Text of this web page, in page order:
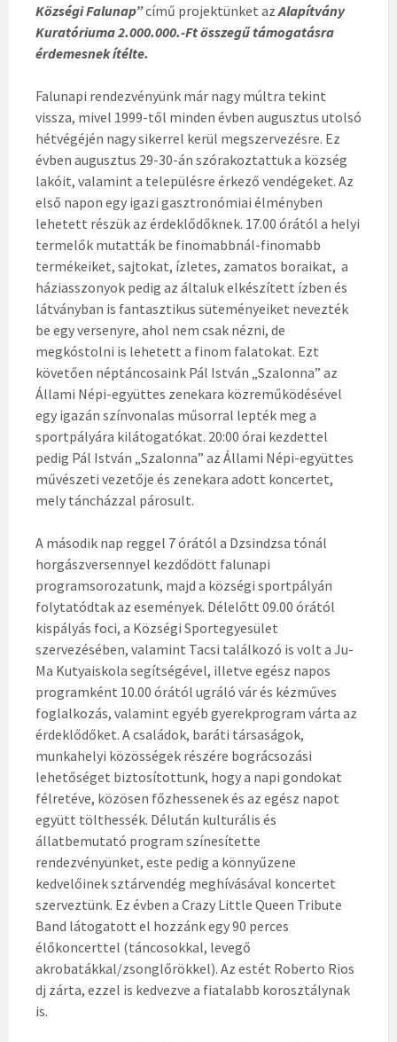
Községi Falunap”című projektünket azAlapítvány
Kuratóriuma 2.000.000.-Ft összegű támogatásra
érdemesnek ítélte.
Falunapi rendezvényünk már nagy múltra tekint
vissza, mivel 1999-től minden évben augusztus utolsó
hétvégéjén nagy sikerrel kerül megszervezésre. Ez
évben augusztus 29-30-án szórakoztattuk a község
lakóit, valamint a településre érkező vendégeket. Az
első napon egy igazi gasztronómiai élményben
lehetett részük az érdeklődőknek. 17.00 órától a helyi
termelők mutatták be finomabbnál-finomabb
termékeiket, sajtokat, ízletes, zamatos boraikat, a
háziasszonyok pedig az általuk elkészített ízben és
látványban is fantasztikus süteményeiket nevezték
be egy versenyre, ahol nem csak nézni, de
megkóstolni is lehetett a finom falatokat. Ezt
követően néptáncosaink Pál István „Szalonna” az
Állami Népi-együttes zenekara közreműködésével
egy igazán színvonalas műsorral lepték meg a
sportpályára kilátogatókat. 20:00 órai kezdettel
pedig Pál István „Szalonna” az Állami Népi-együttes
művészeti vezetője és zenekara adott koncertet,
mely táncházzal párosult.
A második nap reggel 7 órától a Dzsindzsa tónál
horgászversennyel kezdődött falunapi
programsorozatunk, majd a községi sportpályán
folytatódtak az események. Délelőtt 09.00 órától
kispályás foci, a Községi Sportegyesület
szervezésében, valamint Tacsi találkozó is volt a Ju-
Ma Kutyaiskola segítségével, illetve egész napos
programként 10.00 órától ugráló vár és kézműves
foglalkozás, valamint egyéb gyerekprogram várta az
érdeklődőket. A családok, baráti társaságok,
munkahelyi közösségek részére bográcsozási
lehetőséget biztosítottunk, hogy a napi gondokat
félretéve, közösen főzhessenek és az egész napot
együtt tölthessék. Délután kulturális és
állatbemutató program színesítette
rendezvényünket, este pedig a könnyűzene
kedvelőinek sztárvendég meghívásával koncertet
szerveztünk. Ez évben a Crazy Little Queen Tribute
Band látogatott el hozzánk egy 90 perces
élőkoncerttel (táncosokkal, levegő
akrobatákkal/zsonglőrökkel). Az estét Roberto Rios
dj zárta, ezzel is kedvezve a fiatalabb korosztálynak
is.